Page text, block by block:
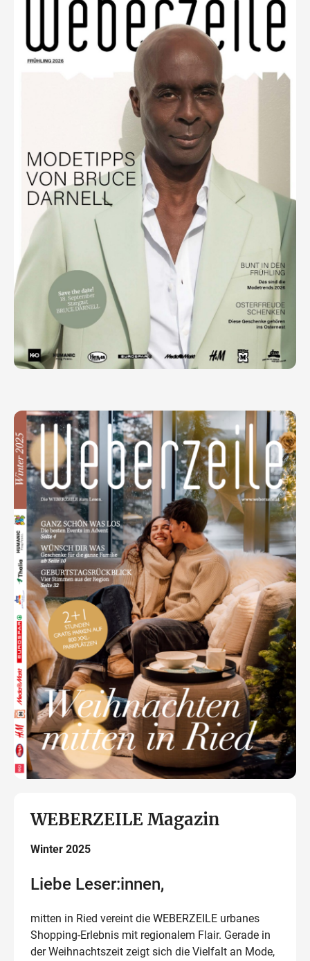
WEBERZEILE Magazin
Winter 2025
Liebe Leser:innen,
mitten in Ried vereint die WEBERZEILE urbanes
Shopping-Erlebnis mit regionalem Flair. Gerade in
der Weihnachtszeit zeigt sich die Vielfalt an Mode,